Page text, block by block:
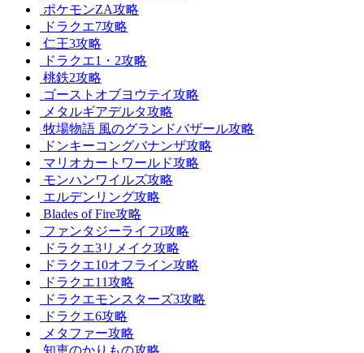
ポケモンZA攻略
ドラクエ7攻略
仁王3攻略
ドラクエ1・2攻略
桃鉄2攻略
ゴーストオブヨウテイ攻略
メタルギアデルタ攻略
牧場物語 風のグランドバザール攻略
ドンキーコングバナンザ攻略
マリオカートワールド攻略
モンハンワイルズ攻略
エルデンリング攻略
Blades of Fire攻略
ファンタジーライフi攻略
ドラクエ3リメイク攻略
ドラクエ10オフライン攻略
ドラクエ11攻略
ドラクエモンスターズ3攻略
ドラクエ6攻略
メタファー攻略
知恵のかりもの攻略